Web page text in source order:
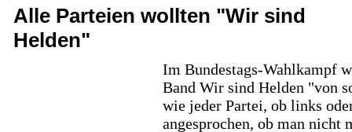
Alle Parteien wollten "Wir sind
Helden"
Im Bundestags-Wahlkampf
Band Wir sind Helden "von
wie jeder Partei, ob links
angesprochen, ob man nicht